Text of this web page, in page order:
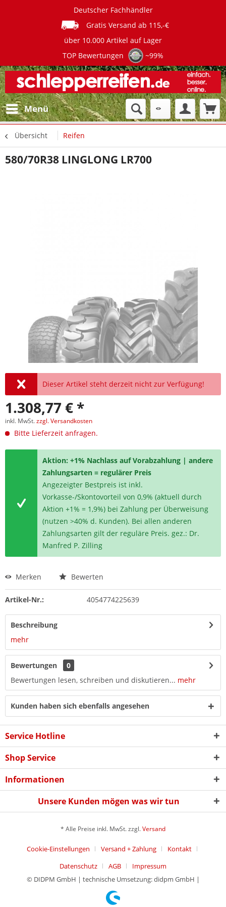
Deutscher Fachhändler
Gratis Versand ab 115,-€
über 10.000 Artikel auf Lager
TOP Bewertungen
~99%
Menü
Übersicht Reifen
580/70R38 LINGLONG LR700
Dieser Artikel steht derzeit nicht zur Verfügung!
1.308,77 € *
inkl. MwSt.zzgl. Versandkosten
Bitte Lieferzeit anfragen.
Aktion: +1% Nachlass auf Vorabzahlung | andere
Zahlungsarten = regulärer Preis
Angezeigter Bestpreis ist inkl.
Vorkasse-/Skontovorteil von 0,9% (aktuell durch
Aktion +1% = 1,9%) bei Zahlung per Überweisung
(nutzen >40% d. Kunden). Bei allen anderen
Zahlungsarten gilt der reguläre Preis. gez.: Dr.
Manfred P. Zilling
Merken Bewerten
Artikel-Nr.: 4054774225639
Beschreibung
mehr
Bewertungen
0
Bewertungen lesen, schreiben und diskutieren... mehr
Kunden haben sich ebenfalls angesehen
Service Hotline
Shop Service
Informationen
Unsere Kunden mögen was wir tun
* Alle Preise inkl. MwSt. zzgl.Versand
Cookie-Einstellungen Versand + Zahlung
Kontakt
Datenschutz
AGB
Impressum
© DIDPM GmbH | technische Umsetzung: didpm GmbH |